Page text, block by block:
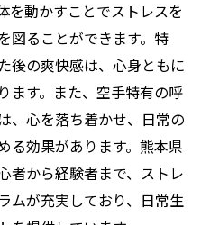
を動かすことでストレスを
図ることができます。特
後の爽快感は、心身ともに
ます。また、空手特有の呼
、心を落ち着かせ、日常の
る効果があります。熊本県
者から経験者まで、ストレ
ムが充実しており、日常生